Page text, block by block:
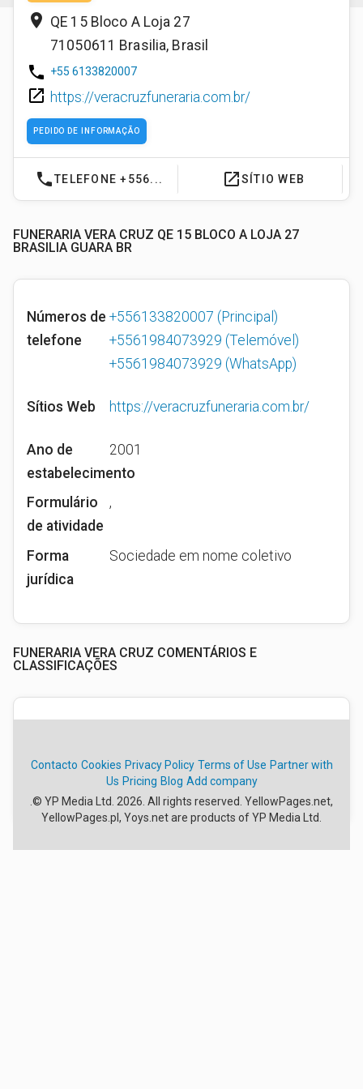
place QE 15 Bloco A Loja 27
71050611 Brasilia, Brasil
phone +55 6133820007
launch https://veracruzfuneraria.com.br/
PEDIDO DE INFORMAÇÃO
phoneTELEFONE +556... launchSÍTIO WEB
FUNERARIA VERA CRUZ QE 15 BLOCO A LOJA 27
BRASILIA GUARA BR
Números de
telefone
+556133820007 (Principal)
+5561984073929 (Telemóvel)
+5561984073929 (WhatsApp)
Sítios Web https://veracruzfuneraria.com.br/
Ano de
estabelecimento
2001
Formulário
de atividade
,
Forma
jurídica
Sociedade em nome coletivo
FUNERARIA VERA CRUZ COMENTÁRIOS E
CLASSIFICAÇÕES
★
★
★
★
★
Contacto Cookies Privacy Policy Terms of Use Partner with
Us Pricing Blog Add company
© YP Media Ltd. 2026. All rights reserved. YellowPages.net,
YellowPages.pl, Yoys.net are products of YP Media Ltd.